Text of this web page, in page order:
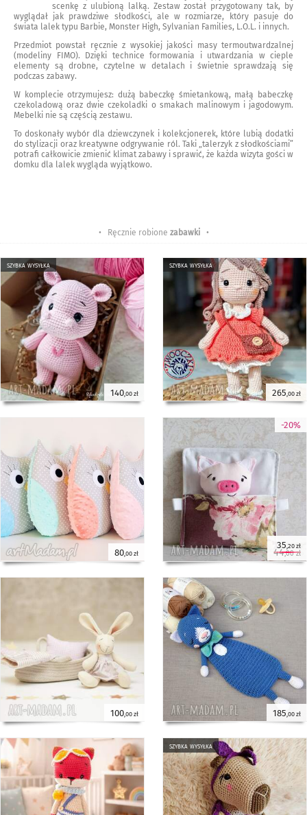
scenkę z ulubioną lalką. Zestaw został przygotowany tak, by
wyglądał jak prawdziwe słodkości, ale w rozmiarze, który pasuje do
świata lalek typu Barbie, Monster High, Sylvanian Families, L.O.L. i innych.
Przedmiot powstał ręcznie z wysokiej jakości masy termoutwardzalnej
(modeliny FIMO). Dzięki technice formowania i utwardzania w cieple
elementy są drobne, czytelne w detalach i świetnie sprawdzają się
podczas zabawy.
W komplecie otrzymujesz: dużą babeczkę śmietankową, małą babeczkę
czekoladową oraz dwie czekoladki o smakach malinowym i jagodowym.
Mebelki nie są częścią zestawu.
To doskonały wybór dla dziewczynek i kolekcjonerek, które lubią dodatki
do stylizacji oraz kreatywne odgrywanie ról. Taki „talerzyk z słodkościami”
potrafi całkowicie zmienić klimat zabawy i sprawić, że każda wizyta gości w
domku dla lalek wygląda wyjątkowo.
• Ręcznie robione zabawki•
szybka wysyłka
140,00 zł
szybka wysyłka
265 ,00 zł
80,00 zł
-20%
35,20 zł
44,00 zł
100,00 zł 185 ,00 zł
szybka wysyłka